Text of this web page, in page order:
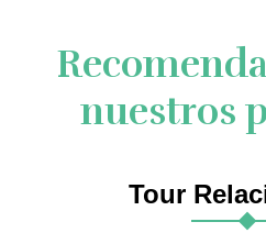
nuestros
Tour